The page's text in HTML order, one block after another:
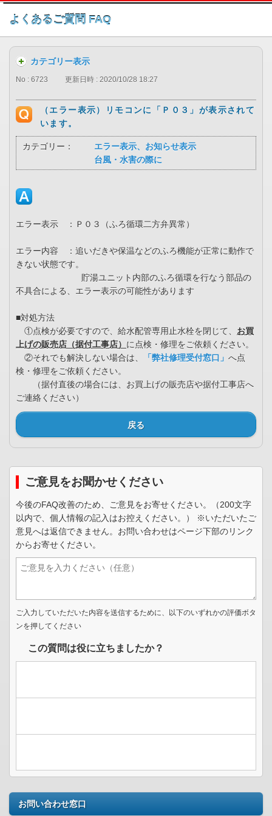
このページの本文へ
よくあるご質問 FAQ
カテゴリー表示
No : 6723 更新日時 : 2020/10/28 18:27
（エラー表示）リモコンに「Ｐ０３」が表示されて
います。
カテゴリー：
エラー表示、お知らせ表示
台風・水害の際に
エラー表示 ：Ｐ０３（ふろ循環二方弁異常）
エラー内容 ：追いだきや保温などのふろ機能が正常に動作で
きない状態です。
貯湯ユニット内部のふろ循環を行なう部品の
不具合による、エラー表示の可能性があります
■対処方法
①点検が必要ですので、給水配管専用止水栓を閉じて、 お買
上げの販売店（据付工事店） に点検・修理をご依頼ください。
②それでも解決しない場合は、
「弊社修理受付窓口」 へ点
検・修理をご依頼ください。
（据付直後の場合には、お買上げの販売店や据付工事店へ
ご連絡ください）
戻る
ご意見をお聞かせください
今後のFAQ改善のため、ご意見をお寄せください。（200文字
以内で、個人情報の記入はお控えください。） ※いただいたご
意見へは返信できません。お問い合わせはページ下部のリンク
からお寄せください。
ご入力していただいた内容を送信するために、以下のいずれかの評価ボタ
ンを押してください
この質問は役に立ちましたか？
お問い合わせ窓口